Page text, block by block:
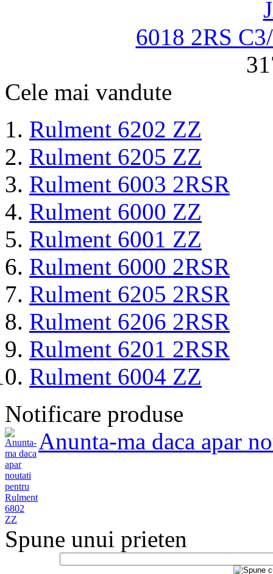
6018 2RS
Cele mai vandute
Rulment 6202 ZZ
Rulment 6205 ZZ
Rulment 6003 2RSR
Rulment 6000 ZZ
Rulment 6001 ZZ
Rulment 6000 2RSR
Rulment 6205 2RSR
Rulment 6206 2RSR
Rulment 6201 2RSR
Rulment 6004 ZZ
Notificare produse
Anunta-ma daca apar
Spune unui prieten